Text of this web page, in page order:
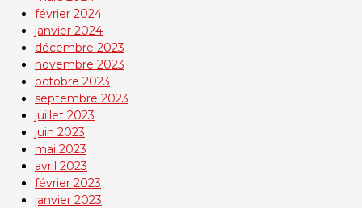
février 2024
janvier 2024
décembre 2023
novembre 2023
octobre 2023
septembre 2023
juillet 2023
juin 2023
mai 2023
avril 2023
février 2023
janvier 2023